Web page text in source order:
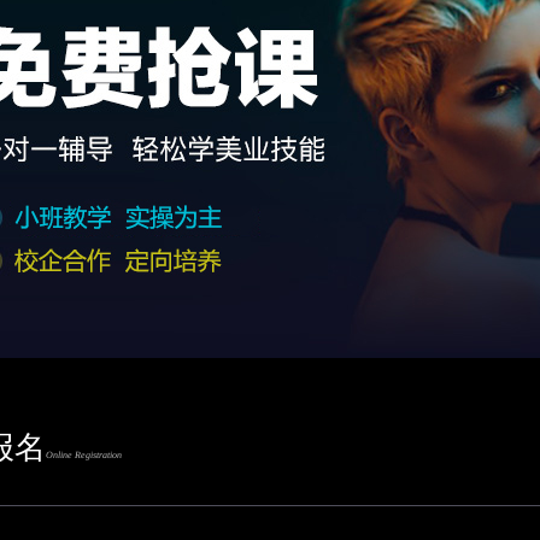
名 Online Registration